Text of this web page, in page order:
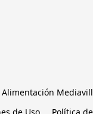
Alimentación